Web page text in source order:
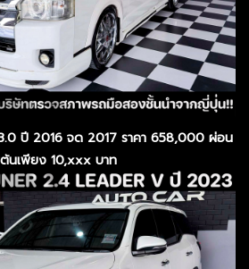
3.0 ปี 2016 จด 2017 ราคา 658,000 ผ่อน
ต้นเพียง 10,xxx บาท